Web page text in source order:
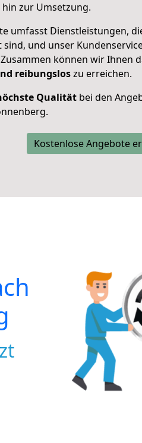
zur Umsetzung.
umfasst Dienstleistungen,
und unser
können wir Ihnen
reibungsloszu erreichen.
Qualität bei den
Kostenlose Angebote